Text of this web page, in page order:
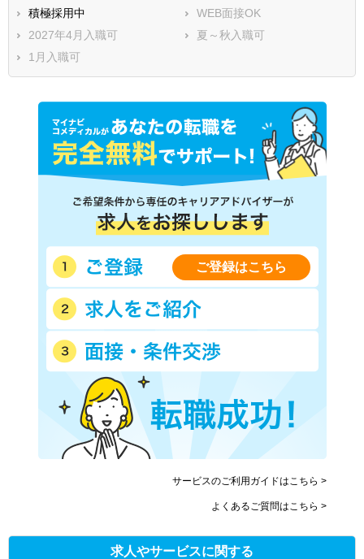
積極採用中
WEB面接OK
2027年4月入職可
夏～秋入職可
1月入職可
ご登録はこちら
サービスのご利用ガイドはこちら >
よくあるご質問はこちら >
求人やサービスに関する